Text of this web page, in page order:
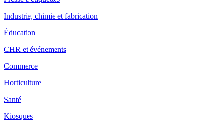
Industrie, chimie et fabrication
Éducation
CHR et événements
Commerce
Horticulture
Santé
Kiosques